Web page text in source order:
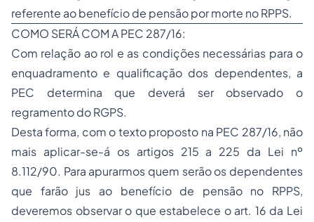
referente ao benefício de pensão por morte no RPPS.
COMO SERÁ COM A PEC 287/16:
Com relação ao rol e as condições necessárias para o
enquadramento e qualificação dos dependentes, a
PEC determina que deverá ser observado o
regramento do RGPS.
Desta forma, com o texto proposto na PEC 287/16, não
mais aplicar-se-á os artigos 215 a 225 da Lei nº
8.112/90. Para apurarmos quem serão os dependentes
que farão jus ao benefício de pensão no RPPS,
deveremos observar o que estabelece o art. 16 da Lei